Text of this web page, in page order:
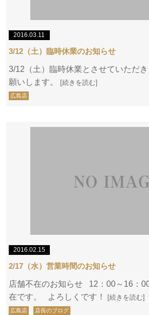
2016.03.11
3/12（土）臨時休業のお知らせ
3/12（土）臨時休業とさせていただ
願いします。
[続きを読む]
広島店
2016.02.15
2/17（水）営業時間のお知らせ
店舗不在のお知らせ 12：00～16：
在です。 よろしくです！
[続きを読む]
広島店 店長のブログ